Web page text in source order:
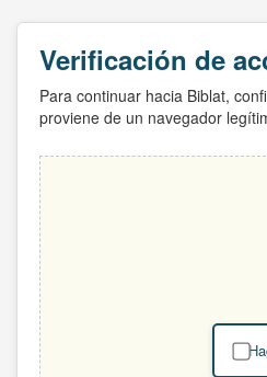
Verificación de
Para continuar hacia Biblat,
proviene de un navegador